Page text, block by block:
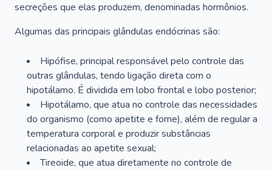
secreções que elas produzem, denominadas hormônios.
Algumas das principais glândulas endócrinas são:
Hipófise, principal responsável pelo controle das
outras glândulas, tendo ligação direta com o
hipotálamo. É dividida em lobo frontal e lobo posterior;
Hipotálamo, que atua no controle das necessidades
do organismo (como apetite e fome), além de regular a
temperatura corporal e produzir substâncias
relacionadas ao apetite sexual;
Tireoide, que atua diretamente no controle de